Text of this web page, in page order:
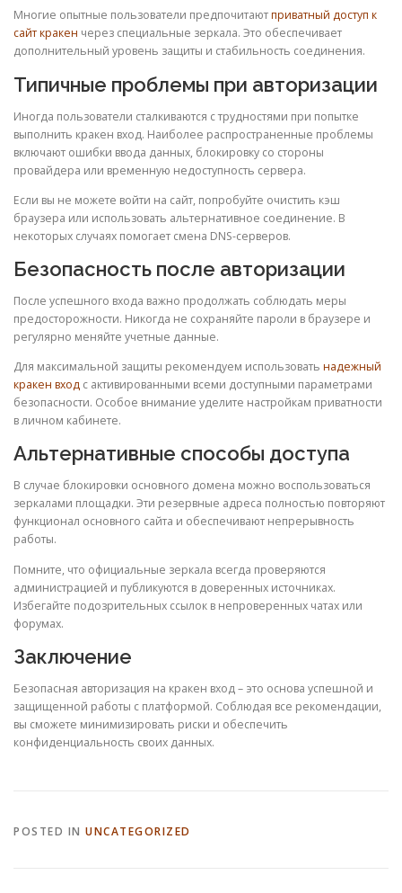
Многие опытные пользователи предпочитаютприватный доступ к
сайт кракен через специальные зеркала. Это обеспечивает
дополнительный уровень защиты и стабильность соединения.
Типичные проблемы при авторизации
Иногда пользователи сталкиваются с трудностями при попытке
выполнить кракен вход. Наиболее распространенные проблемы
включают ошибки ввода данных, блокировку со стороны
провайдера или временную недоступность сервера.
Если вы не можете войти на сайт, попробуйте очистить кэш
браузера или использовать альтернативное соединение. В
некоторых случаях помогает смена DNS-серверов.
Безопасность после авторизации
После успешного входа важно продолжать соблюдать меры
предосторожности. Никогда не сохраняйте пароли в браузере и
регулярно меняйте учетные данные.
Для максимальной защиты рекомендуем использовать надежный
кракен вход с активированными всеми доступными параметрами
безопасности. Особое внимание уделите настройкам приватности
в личном кабинете.
Альтернативные способы доступа
В случае блокировки основного домена можно воспользоваться
зеркалами площадки. Эти резервные адреса полностью повторяют
функционал основного сайта и обеспечивают непрерывность
работы.
Помните, что официальные зеркала всегда проверяются
администрацией и публикуются в доверенных источниках.
Избегайте подозрительных ссылок в непроверенных чатах или
форумах.
Заключение
Безопасная авторизация на кракен вход – это основа успешной и
защищенной работы с платформой. Соблюдая все рекомендации,
вы сможете минимизировать риски и обеспечить
конфиденциальность своих данных.
POSTED IN UNCATEGORIZED